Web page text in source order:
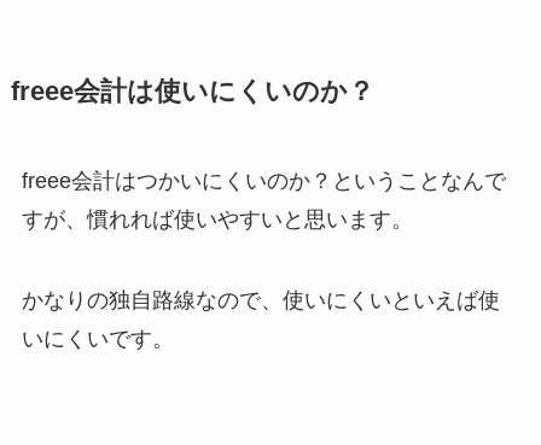
freee会計は使いにくいのか？
freee会計はつかいにくいのか？ということなんで
すが、慣れれば使いやすいと思います。
かなりの独自路線なので、使いにくいといえば使
いにくいです。